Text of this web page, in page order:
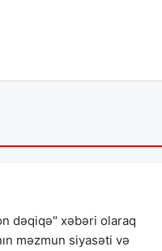
dəqiqə" xəbəri olaraq
məzmun siyasəti və